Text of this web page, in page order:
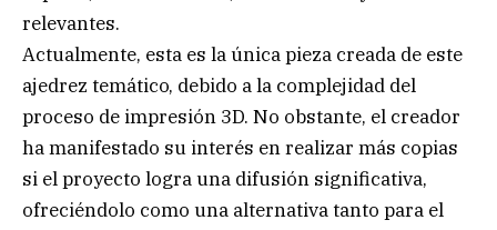
relevantes.
Actualmente, esta es la única pieza creada de este
ajedrez temático, debido a la complejidad del
proceso de impresión 3D. No obstante, el creador
ha manifestado su interés en realizar más copias
si el proyecto logra una difusión significativa,
ofreciéndolo como una alternativa tanto para el